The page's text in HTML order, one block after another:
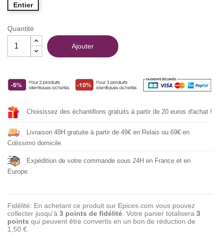
Entier
Quantité
Ajouter
Choisissez des échantillons gratuits à partir de 20 euros d'achat !
Livraison 48H gratuite à partir de 49€ en Relais ou 69€ en
Colissimo domicile.
Expédition de votre commande sous 24H en France et en
Europe.
Fidélité: En achetant ce produit sur Epices.com vous pouvez
collecter jusqu'à 3 points de fidélité . Votre panier totalisera 3
points qui peuvent être convertis en un bon de réduction de
1,50 €